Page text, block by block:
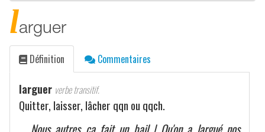
larguer
Définition Commentaires
larguer verbe transitif.
Quitter, laisser, lâcher qqn ou qqch.